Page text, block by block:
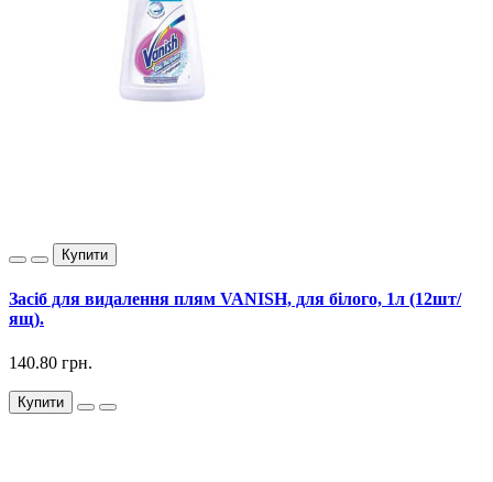
Купити
Засіб для видалення плям VANISH, для білого, 1л (12шт/
ящ).
140.80 грн.
Купити